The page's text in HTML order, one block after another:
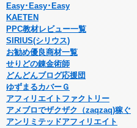
Easy･Easy･Easy
KAETEN
PPC教材レビュー一覧
SIRIUS(シリウス)
お勧め優良商材一覧
せりどの錬金術師
どんどんブログ応援団
ゆずまるカバーＧ
アフィリエイトファクトリー
アメブロでザクザク（zaqzaq)稼ぐ
アンリミテッドアフィリエイト